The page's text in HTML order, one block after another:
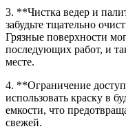
3. **Чистка ведер и
забудьте тщательно
Грязные поверхности
последующих работ, и
месте.
4. **Ограничение
использовать краску в
емкости, что
свежей.